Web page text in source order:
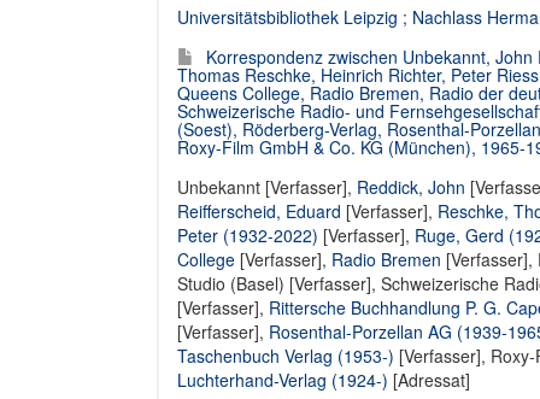
Universitätsbibliothek Leipzig ; Nachlass
Korrespondenz zwischen Unbekannt,
Thomas Reschke, Heinrich Richter, Peter
Queens College, Radio Bremen, Radio der
Schweizerische Radio- und
(Soest), Röderberg-Verlag, Rosenthal-
Roxy-Film GmbH & Co. KG (München), 1965-
Unbekannt [Verfasser], Reddick, John
Reifferscheid, Eduard [Verfasser], Reschke,
Peter (1932-2022) [Verfasser], Ruge, Gerd
College [Verfasser], Radio Bremen [Verfasser],
Studio (Basel) [Verfasser], Schweizerische
[Verfasser], Rittersche Buchhandlung P. G.
[Verfasser], Rosenthal-Porzellan AG (1939-
Taschenbuch Verlag (1953-) [Verfasser],
Luchterhand-Verlag (1924-) [Adressat]